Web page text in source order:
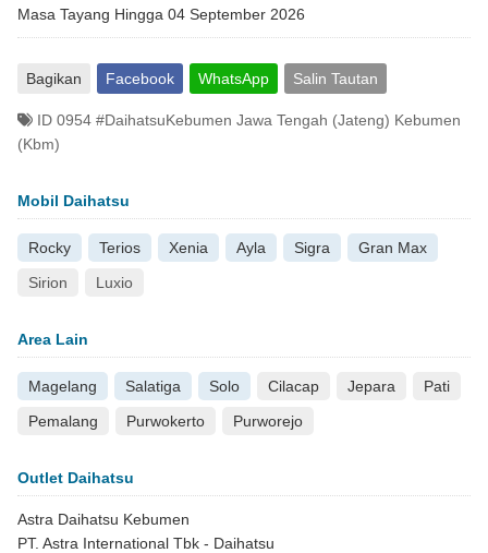
Masa Tayang Hingga 04 September 2026
Bagikan Facebook WhatsApp Salin Tautan
ID 0954 #DaihatsuKebumen Jawa Tengah (Jateng) Kebumen
(Kbm)
Mobil Daihatsu
Rocky Terios Xenia Ayla Sigra
Gran Max
Sirion
Luxio
Area Lain
Magelang Salatiga Solo Cilacap Jepara
Pati
Pemalang
Purwokerto Purworejo
Outlet Daihatsu
Astra Daihatsu Kebumen
PT. Astra International Tbk - Daihatsu